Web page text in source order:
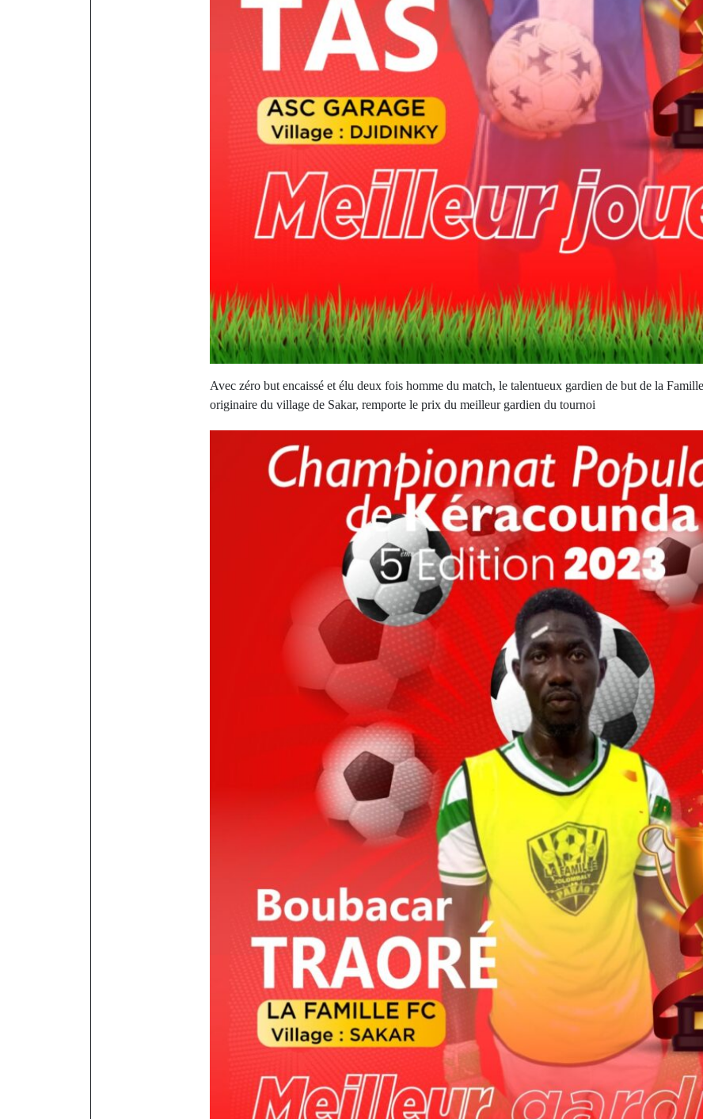
Avec zéro but encaissé et élu deux fois homme du match, le talentueux gardien de but de la
originaire du village de Sakar, remporte le prix du meilleur gardien du tournoi